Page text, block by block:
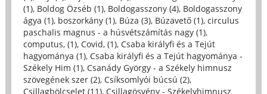
(1), Boldog Özséb (1), Boldogasszony (4), Boldogasszony
ágya (1), boszorkány (1), Búza (3), Búzavető (1), circulus
paschalis magnus - a húsvétszámítás nagy (1),
computus, (1), Covid, (1), Csaba királyfi és a Tejút
hagyománya (1), Csaba királyfi és a Tejút hagyománya -
Székely Him (1), Csanády György - a Székely himnusz
szövegének szer (2), Csíksomlyói búcsú (2),
Csillagbölcselet (11), Csillagösvény - Székelyhimnusz